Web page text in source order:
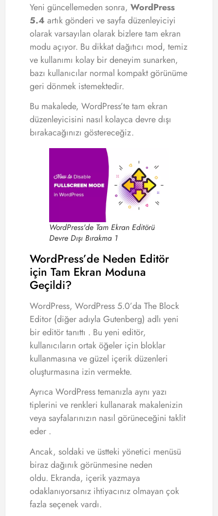
Yeni güncellemeden sonra, WordPress
5.4 artık gönderi ve sayfa düzenleyiciyi
olarak varsayılan olarak bizlere tam ekran
modu açıyor. Bu dikkat dağıtıcı mod, temiz
ve kullanımı kolay bir deneyim sunarken,
bazı kullanıcılar normal kompakt görünüme
geri dönmek istemektedir.
Bu makalede, WordPress’te tam ekran
düzenleyicisini nasıl kolayca devre dışı
bırakacağınızı göstereceğiz.
WordPress'de Tam Ekran Editörü
Devre Dışı Bırakma 1
WordPress’de Neden Editör
için Tam Ekran Moduna
Geçildi?
WordPress, WordPress 5.0’da The Block
Editor (diğer adıyla Gutenberg) adlı yeni
bir editör tanıttı . Bu yeni editör,
kullanıcıların ortak öğeler için bloklar
kullanmasına ve güzel içerik düzenleri
oluşturmasına izin vermekte.
Ayrıca WordPress temanızla aynı yazı
tiplerini ve renkleri kullanarak makalenizin
veya sayfalarınızın nasıl görüneceğini taklit
eder .
Ancak, soldaki ve üstteki yönetici menüsü
biraz dağınık görünmesine neden
oldu. Ekranda, içerik yazmaya
odaklanıyorsanız ihtiyacınız olmayan çok
fazla seçenek vardı.